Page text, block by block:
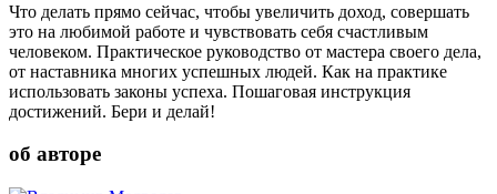
Что делать прямо сейчас, чтобы увеличить доход, совершать
это на любимой работе и чувствовать себя счастливым
человеком. Практическое руководство от мастера своего дела,
от наставника многих успешных людей. Как на практике
использовать законы успеха. Пошаговая инструкция
достижений. Бери и делай!
об авторе